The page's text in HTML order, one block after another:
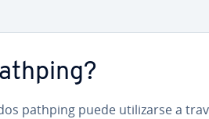
pathping puede uti­li­zar­se a